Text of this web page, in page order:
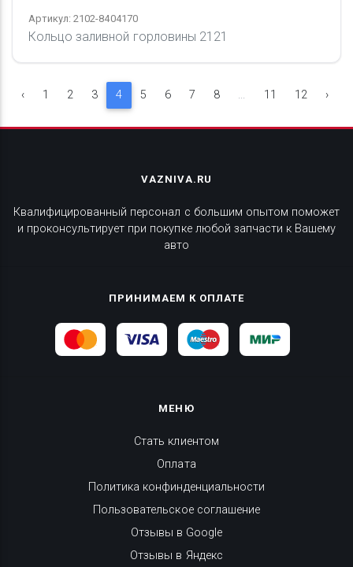
Артикул: 2102-8404170
Кольцо заливной горловины 2121
‹ 1 2 3 4 5 6 7 8 ... 11 12 ›
VAZNIVA.RU
Квалифицированный персонал с большим опытом поможет
и проконсультирует при покупке любой запчасти к Вашему
авто
ПРИНИМАЕМ К ОПЛАТЕ
МЕНЮ
Стать клиентом
Оплата
Политика конфинденциальности
Пользовательское соглашение
Отзывы в Google
Отзывы в Яндекс